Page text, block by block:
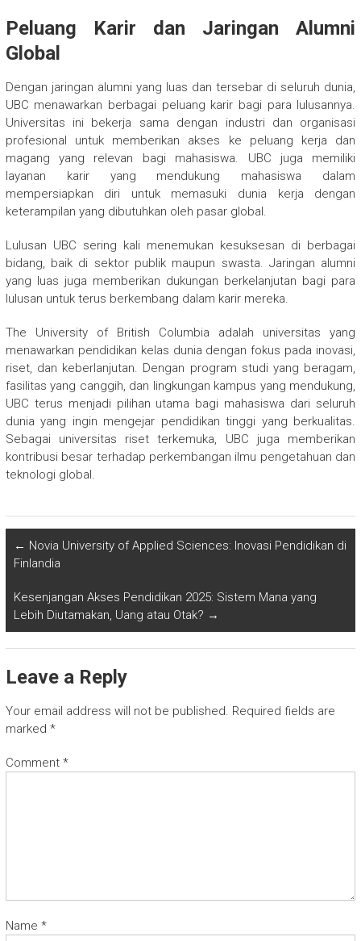
Peluang Karir dan Jaringan Alumni
Global
Dengan jaringan alumni yang luas dan tersebar di seluruh dunia,
UBC menawarkan berbagai peluang karir bagi para lulusannya.
Universitas ini bekerja sama dengan industri dan organisasi
profesional untuk memberikan akses ke peluang kerja dan
magang yang relevan bagi mahasiswa. UBC juga memiliki
layanan karir yang mendukung mahasiswa dalam
mempersiapkan diri untuk memasuki dunia kerja dengan
keterampilan yang dibutuhkan oleh pasar global.
Lulusan UBC sering kali menemukan kesuksesan di berbagai
bidang, baik di sektor publik maupun swasta. Jaringan alumni
yang luas juga memberikan dukungan berkelanjutan bagi para
lulusan untuk terus berkembang dalam karir mereka.
The University of British Columbia adalah universitas yang
menawarkan pendidikan kelas dunia dengan fokus pada inovasi,
riset, dan keberlanjutan. Dengan program studi yang beragam,
fasilitas yang canggih, dan lingkungan kampus yang mendukung,
UBC terus menjadi pilihan utama bagi mahasiswa dari seluruh
dunia yang ingin mengejar pendidikan tinggi yang berkualitas.
Sebagai universitas riset terkemuka, UBC juga memberikan
kontribusi besar terhadap perkembangan ilmu pengetahuan dan
teknologi global.
← Novia University of Applied Sciences: Inovasi Pendidikan di
Finlandia
Kesenjangan Akses Pendidikan 2025: Sistem Mana yang
Lebih Diutamakan, Uang atau Otak? →
Leave a Reply
Your email address will not be published. Required fields are
marked *
Comment *
Name *